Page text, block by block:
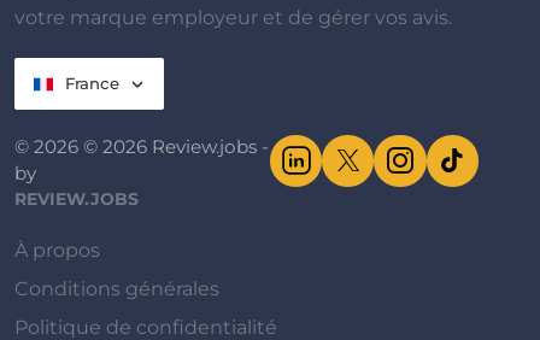
votre marque employeur et de gérer vos avis.
France
© 2026 © 2026 Review.jobs -
by
REVIEW.JOBS
À propos
Conditions générales
Politique de confidentialité